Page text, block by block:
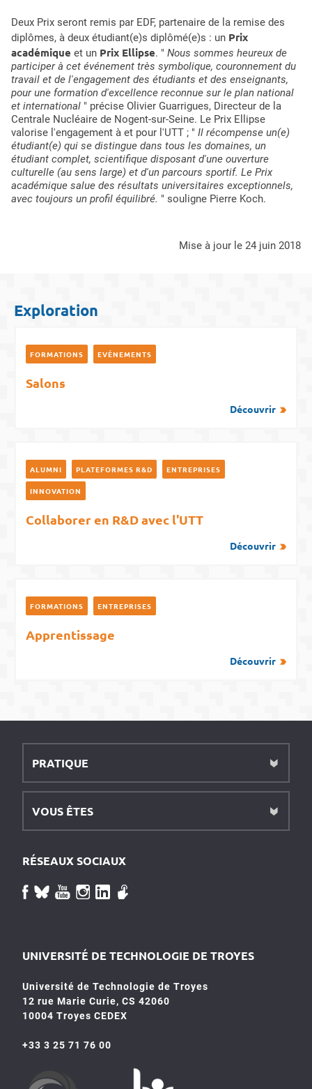
Deux Prix seront remis par EDF, partenaire de la remise des
diplômes, à deux étudiant(e)s diplômé(e)s : un Prix
académique et un Prix Ellipse. " Nous sommes heureux de
participer à cet événement très symbolique, couronnement du
travail et de l'engagement des étudiants et des enseignants,
pour une formation d'excellence reconnue sur le plan national
et international " précise Olivier Guarrigues, Directeur de la
Centrale Nucléaire de Nogent-sur-Seine. Le Prix Ellipse
valorise l'engagement à et pour l'UTT ; " Il récompense un(e)
étudiant(e) qui se distingue dans tous les domaines, un
étudiant complet, scientifique disposant d'une ouverture
culturelle (au sens large) et d'un parcours sportif. Le Prix
académique salue des résultats universitaires exceptionnels,
avec toujours un profil équilibré. " souligne Pierre Koch.
mise à jour le 24 juin 2018
Exploration
FORMATIONS EVÉNEMENTS
Salons
Découvrir
ALUMNI PLATEFORMES R&D ENTREPRISES
INNOVATION
Collaborer en R&D avec l'UTT
Découvrir
FORMATIONS ENTREPRISES
Apprentissage
Découvrir
PRATIQUE
VOUS ÊTES
RÉSEAUX SOCIAUX
UNIVERSITÉ DE TECHNOLOGIE DE TROYES
Université de Technologie de Troyes
12 rue Marie Curie, CS 42060
10004 Troyes CEDEX
+33 3 25 71 76 00